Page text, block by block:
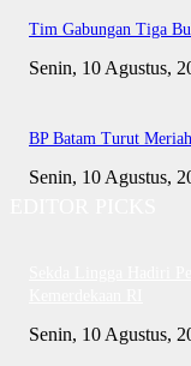
Tim Gabungan Tiga
Senin, 10 Agustus,
BP Batam Turut
Senin, 10 Agustus,
Senin, 10 Agustus,